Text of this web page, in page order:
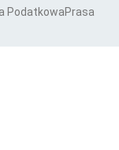
PodatkowaPrasa